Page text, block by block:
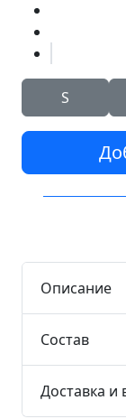
S
Описание
Состав
Доставка и